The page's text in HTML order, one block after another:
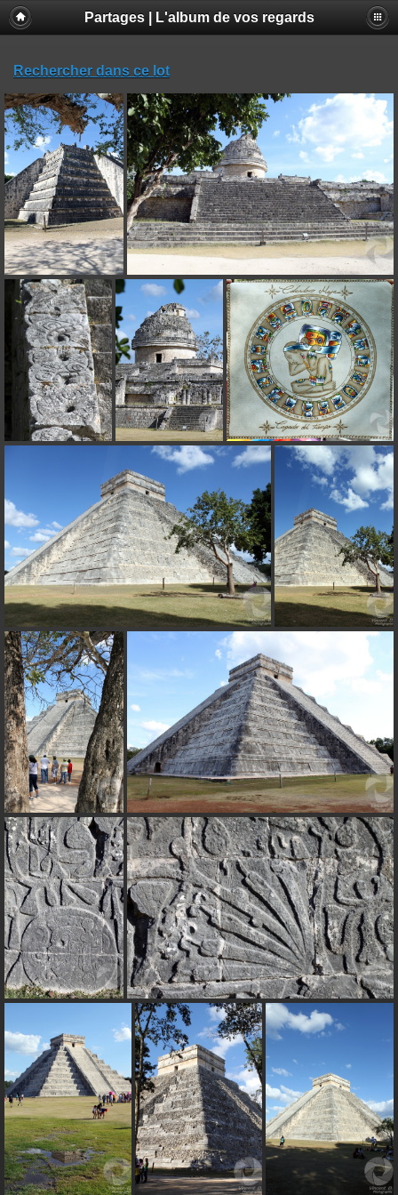
Partages | L'album de vos regards
Rechercher dans ce lot